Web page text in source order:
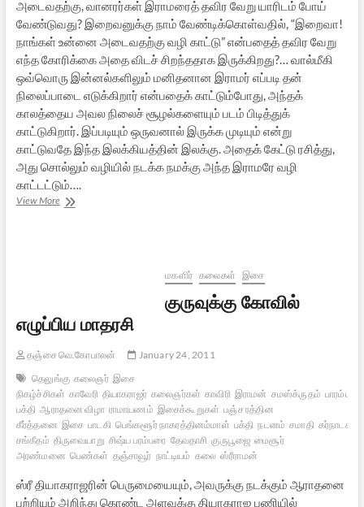
அடைவதற்கு, வானரர்கள் இராமரைத் தவிர வேறு யாரிடம் போய்
வேண்டுவது? இறைவனுக்கு நாம் வேண்டிக்கொள்வதில், “இறைவா!
நாங்கள் உன்னை அடைவதற்கு வழி காட்டு” என்பதைத் தவிர வேறு
எந்த கோரிக்கை அதை விடச் சிறந்ததாக இருக்கிறது?… வால்மீகி
ஒவ்வொரு இன்னல்களிலும் மனிதனான இராமர் எப்படி தன்
நிலைப்பாடை எடுக்கிறார் என்பதைக் காட்டும்போது, அந்தக்
காலத்தைய அவல நிலைச் சூழல்களையும் படம் பிடித்துக்
காட்டுகிறார். இப்படியும் ஒருவனால் இருக்க முடியும் என்று
காட்டுவதே இந்த இலக்கியத்தின் இலக்கு. அதைக் கேட்டு ரசித்து,
அது சொல்லும் வழியில் நடக்க நமக்கு அந்த இராமரே வழி
காட்டட்டும்….
View Moreஇராமன்:
பகுதி)
மகளிர் கலைகள் இசை
குருவுக்கு கோவில்
எழுப்பிய மாதரசி
தஞ்சை வெ.கோபாலன்
January 24, 2011
தெலுங்கு கலைஞர் இசை
நிகழ்ச்சிகள் காவேரி தியாகராஜர் கலைஞர்கள் காவிரி இராமன் சமஸ்க்ருதம்
பக்தி ஆராதனை விழா ராமாயணம் இசைக்கூறுகள் பஞ்ச ரத்தின
கீர்த்தனை இசை பாடகி பெங்களூர் நாகரத்தினம்மாள் பக்தி நடனம் சமாதி கர்நாடக
சங்கீதம் திருவையாறு சிஷ்ய பரம்பரை தேவதாசி குருபூஜை மைசூர்
அரண்மனை பெண்கள் தஞ்சாவூர் நாட்டியம் கலை ஸ்ரீராமன்
ஸ்ரீ தியாகராஜரின் பெருமையையும், அவருக்கு நடக்கும் ஆராதனை
பற்றியும் அறிந்து கொண்ட அளவுக்கு தியாகராஜ பணியில்